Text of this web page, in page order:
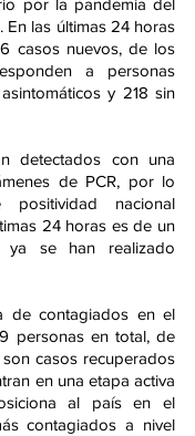
por la pandemia del
En las últimas 24 horas
casos nuevos, de los
a personas
y 218 sin
detectados con una
de PCR, por lo
nacional
24 horas es de un
ya se han realizado
de contagiados en el
personas en total, de
casos recuperados
en una etapa activa
al país en el
contagiados a nivel